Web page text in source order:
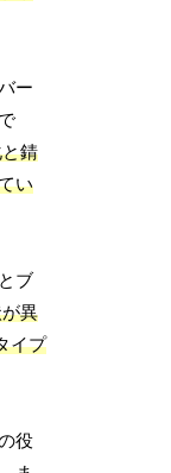
ー
錆
い
ブ
異
イプ
役